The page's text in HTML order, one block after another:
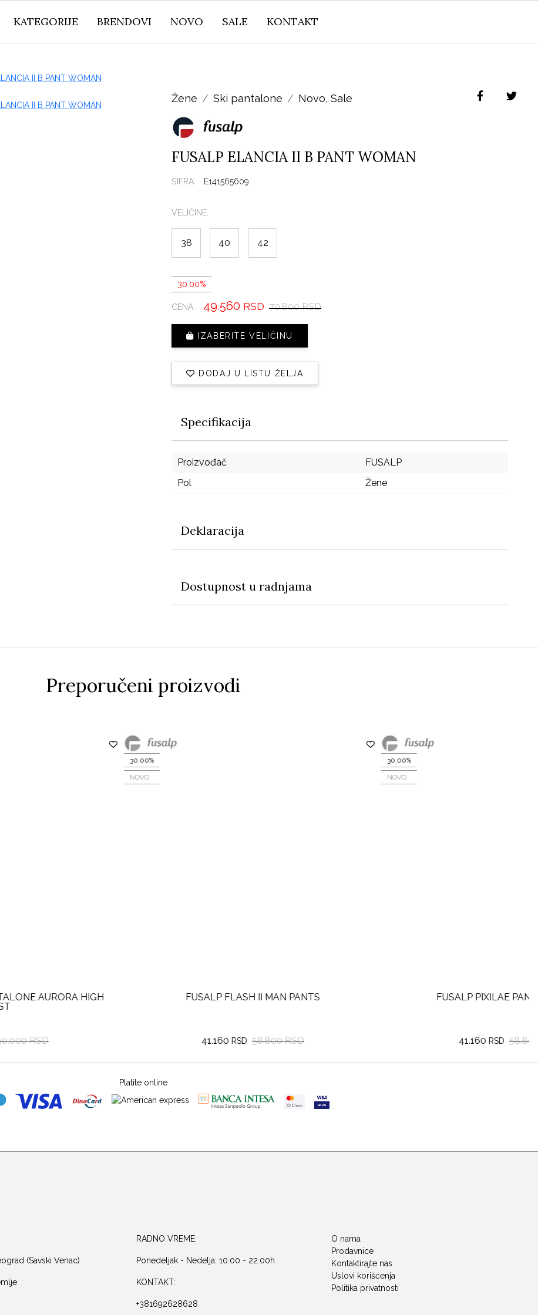
KATEGORIJE BRENDOVI NOVO SALE KONTAKT
Žene Ski pantalone Novo, Sale
FUSALP ELANCIA II B PANT WOMAN
ŠIFRA: E141565609
VELIČINE:
38 40 42
30.00%
CENA: 49.560 RSD 70.800 RSD
IZABERITE VELIČINU
DODAJ U LISTU ŽELJA
Specifikacija
Proizvođač
FUSALP
Pol
Žene
Deklaracija
Dostupnost u radnjama
Preporučeni proizvodi
FUSALP FLASH II MAN PANTS FUSALP PIXILAE PANTS WOMEN
Platite online
(Savski Venac)
RADNO VREME:
Ponedeljak - Nedelja: 10.00 - 22.00h
KONTAKT:
+381692628628
O nama
Prodavnice
Kontaktirajte nas
Uslovi korišćenja
Politika privatnosti